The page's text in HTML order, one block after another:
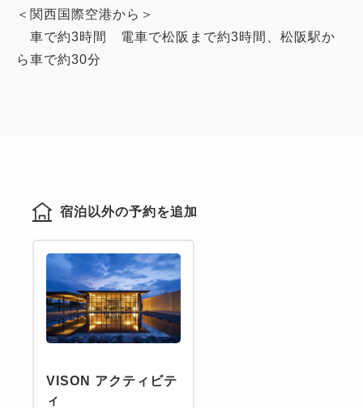
＜関西国際空港から＞
車で約3時間 電車で松阪まで約3時間、松阪駅か
ら車で約30分
宿泊以外の予約を追加
VISON アクティビテ
ィ